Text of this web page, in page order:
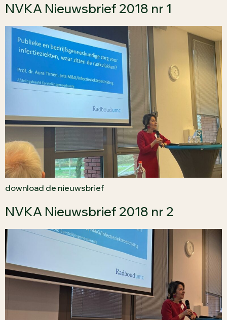
NVKA Nieuwsbrief 2018 nr 1
download de nieuwsbrief
NVKA Nieuwsbrief 2018 nr 2